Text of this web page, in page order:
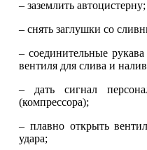
– заземлить автоцистерну;
– снять заглушки со
– соединительные
вентиля для слива и
– дать сигнал
(компрессора);
– плавно открыть
удара;